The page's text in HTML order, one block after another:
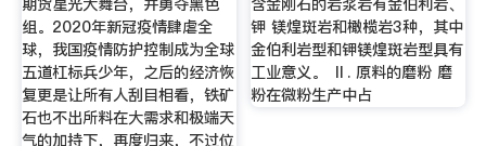
组。2020年新冠疫情肆虐全
球，我国疫情防护控制成为全球
五道杠标兵少年，之后的经济恢
复更是让所有人刮目相看，铁矿
石也不出所料在大需求和极端天
气的加持下，再度归来，不过位
钾 镁煌斑岩和橄榄岩3种，其中
金伯利岩型和钾镁煌斑岩型具有
工业意义。 Ⅱ. 原料的磨粉 磨
粉在微粉生产中占